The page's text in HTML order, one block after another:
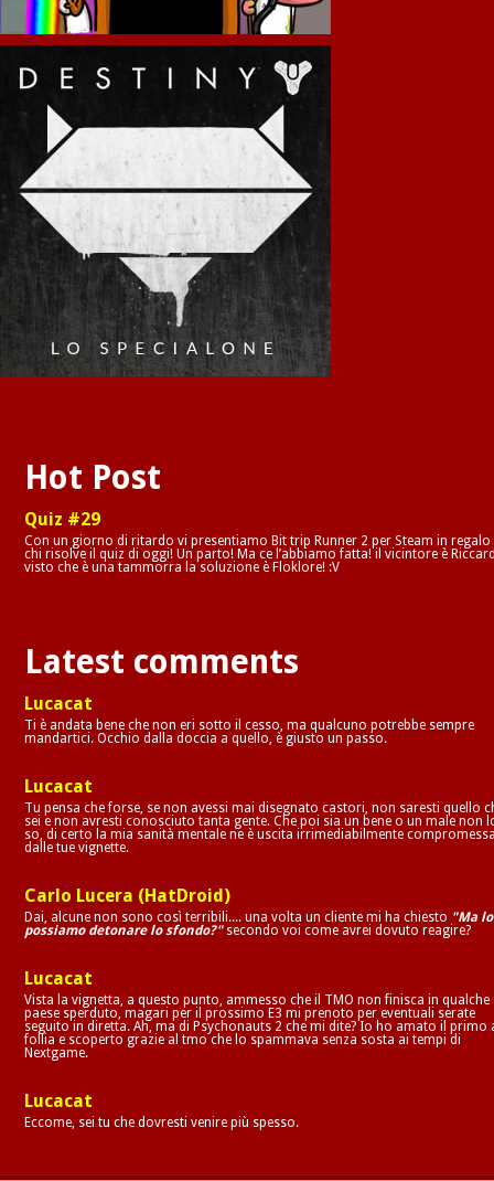
Hot Post
Quiz #29
Con un giorno di ritardo vi presentiamo Bit trip Runner 2 per Steam in regalo
chi risolve il quiz di oggi! Un parto! Ma ce l’abbiamo fatta! il vicintore è
visto che è una tammorra la soluzione è Floklore! :V
Latest comments
Lucacat
Ti è andata bene che non eri sotto il cesso, ma qualcuno potrebbe sempre
mandartici. Occhio dalla doccia a quello, è giusto un passo.
Lucacat
Tu pensa che forse, se non avessi mai disegnato castori, non saresti quello
sei e non avresti conosciuto tanta gente. Che poi sia un bene o un male non
so, di certo la mia sanità mentale ne è uscita irrimediabilmente
dalle tue vignette.
Carlo Lucera (HatDroid)
Dai, alcune non sono così terribili.... una volta un cliente mi ha chiesto "Ma lo
possiamo detonare lo sfondo?"secondo voi come avrei dovuto reagire?
Lucacat
Vista la vignetta, a questo punto, ammesso che il TMO non finisca in qualche
paese sperduto, magari per il prossimo E3 mi prenoto per eventuali serate
seguito in diretta. Ah, ma di Psychonauts 2 che mi dite? Io ho amato il primo
follia e scoperto grazie al tmo che lo spammava senza sosta ai tempi di
Nextgame.
Lucacat
Eccome, sei tu che dovresti venire più spesso.